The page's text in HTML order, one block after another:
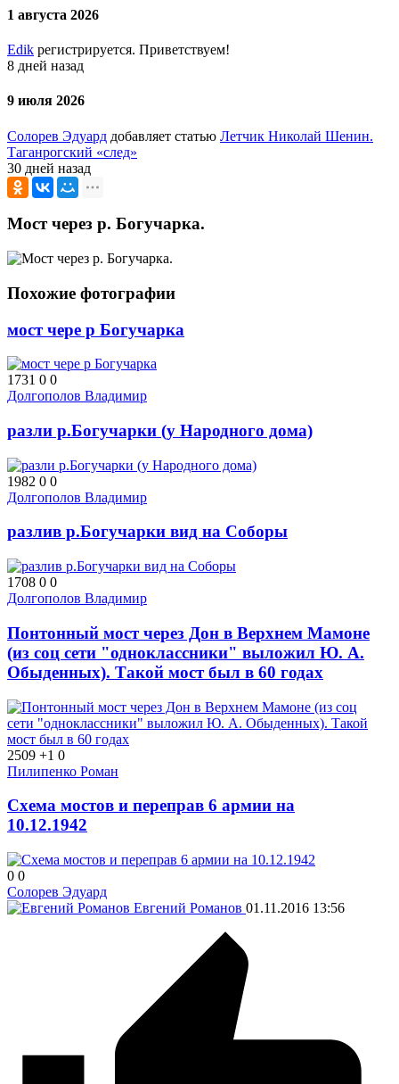
1 августа 2026
Edik регистрируется. Приветствуем!
8 дней назад
9 июля 2026
Солорев Эдуард добавляет статью Летчик Николай Шенин.
Таганрогский «след»
30 дней назад
Мост через р. Богучарка.
Похожие фотографии
мост чере р Богучарка
1731 0 0
Долгополов Владимир
разли р.Богучарки (у Народного дома)
1982 0 0
Долгополов Владимир
разлив р.Богучарки вид на Соборы
1708 0 0
Долгополов Владимир
Понтонный мост через Дон в Верхнем Мамоне
(из соц сети "одноклассники" выложил Ю. А.
Обыденных). Такой мост был в 60 годах
2509 +1 0
Пилипенко Роман
Схема мостов и переправ 6 армии на
10.12.1942
0 0
Солорев Эдуард
Евгений Романов 01.11.2016 13:56